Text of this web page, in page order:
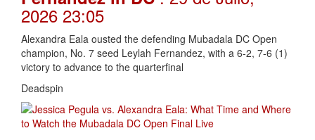
2026 23:05
Alexandra Eala ousted the defending Mubadala DC Open
champion, No. 7 seed Leylah Fernandez, with a 6-2, 7-6 (1)
victory to advance to the quarterfinal
Deadspin